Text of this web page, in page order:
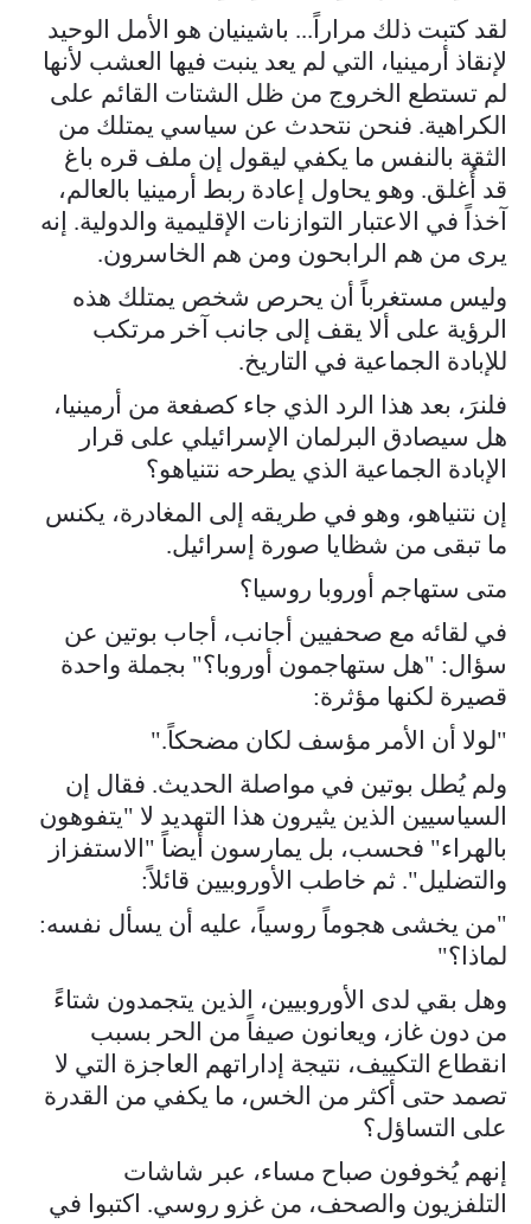
لقد كتبت ذلك مراراً... باشينيان هو الأمل الوحيد
لإنقاذ أرمينيا، التي لم يعد ينبت فيها العشب لأنها
لم تستطع الخروج من ظل الشتات القائم على
الكراهية. فنحن نتحدث عن سياسي يمتلك من
الثقة بالنفس ما يكفي ليقول إن ملف قره باغ
قد أُغلق. وهو يحاول إعادة ربط أرمينيا بالعالم،
آخذاً في الاعتبار التوازنات الإقليمية والدولية. إنه
يرى من هم الرابحون ومن هم الخاسرون.
وليس مستغرباً أن يحرص شخص يمتلك هذه
الرؤية على ألا يقف إلى جانب آخر مرتكب
للإبادة الجماعية في التاريخ.
فلنرَ، بعد هذا الرد الذي جاء كصفعة من أرمينيا،
هل سيصادق البرلمان الإسرائيلي على قرار
الإبادة الجماعية الذي يطرحه نتنياهو؟
إن نتنياهو، وهو في طريقه إلى المغادرة، يكنس
ما تبقى من شظايا صورة إسرائيل.
متى ستهاجم أوروبا روسيا؟
في لقائه مع صحفيين أجانب، أجاب بوتين عن
سؤال: "هل ستهاجمون أوروبا؟" بجملة واحدة
قصيرة لكنها مؤثرة:
"لولا أن الأمر مؤسف لكان مضحكاً."
ولم يُطل بوتين في مواصلة الحديث. فقال إن
السياسيين الذين يثيرون هذا التهديد لا "يتفوهون
بالهراء" فحسب، بل يمارسون أيضاً "الاستفزاز
والتضليل". ثم خاطب الأوروبيين قائلاً:
"من يخشى هجوماً روسياً، عليه أن يسأل نفسه:
لماذا؟"
وهل بقي لدى الأوروبيين، الذين يتجمدون شتاءً
من دون غاز، ويعانون صيفاً من الحر بسبب
انقطاع التكييف، نتيجة إداراتهم العاجزة التي لا
تصمد حتى أكثر من الخس، ما يكفي من القدرة
على التساؤل؟
إنهم يُخوفون صباح مساء، عبر شاشات
التلفزيون والصحف، من غزو روسي. اكتبوا في